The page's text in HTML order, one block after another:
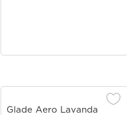
Glade Aero Lavanda